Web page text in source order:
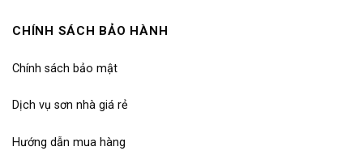
CHÍNH SÁCH BẢO HÀNH
Chính sách bảo mật
Dịch vụ sơn nhà giá rẻ
Hướng dẫn mua hàng